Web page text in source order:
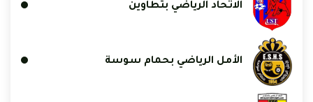
الاتحاد الرياضي بتطاوين
الأمل الرياضي بحمام سوسة